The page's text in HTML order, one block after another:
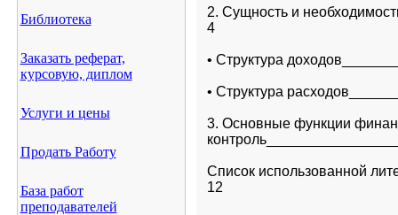
Библиотека
Заказать реферат,
курсовую, диплом
Услуги и цены
Продать Работу
База работ
преподавателей
2. Сущность и
4
• Структура
• Структура
3. Основные функции
Список использованной
12